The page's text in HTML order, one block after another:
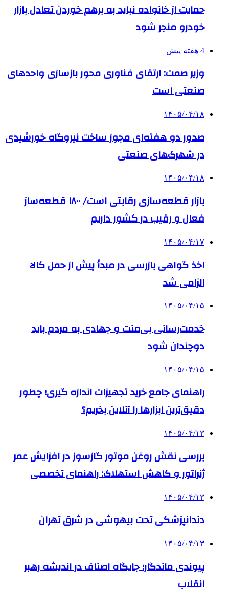
حمایت از خانواده نباید به برهم خوردن تعادل بازار
خودرو منجر شود
4 هفته پیش
وزیر صمت: ارتقای فناوری محور بازسازی واحدهای
صنعتی است
۱۴۰۵/۰۴/۱۸
صدور دو هفته‌ای مجوز ساخت نیروگاه خورشیدی
در شهرک‌های صنعتی
۱۴۰۵/۰۴/۱۸
بازار قطعه‌سازی رقابتی است/ ۱۸۰۰ قطعه‌ساز
فعال و رقیب در کشور داریم
۱۴۰۵/۰۴/۱۷
اخذ گواهی بازرسی در مبدأ پیش از حمل کالا
الزامی شد
۱۴۰۵/۰۴/۱۵
خدمت‌رسانی بی‌منت و جهادی به مردم باید
دوچندان شود
۱۴۰۵/۰۴/۱۵
راهنمای جامع خرید تجهیزات اندازه گیری؛ چطور
دقیق‌ترین ابزارها را آنلاین بخریم؟
۱۴۰۵/۰۴/۱۳
بررسی نقش روغن موتور گازسوز در افزایش عمر
ژنراتور و کاهش استهلاک: راهنمای تخصصی
۱۴۰۵/۰۴/۱۳
دندانپزشکی تحت بیهوشی در شرق تهران
۱۴۰۵/۰۴/۱۳
پیوندی ماندگار؛ جایگاه اصناف در اندیشه رهبر
انقلاب